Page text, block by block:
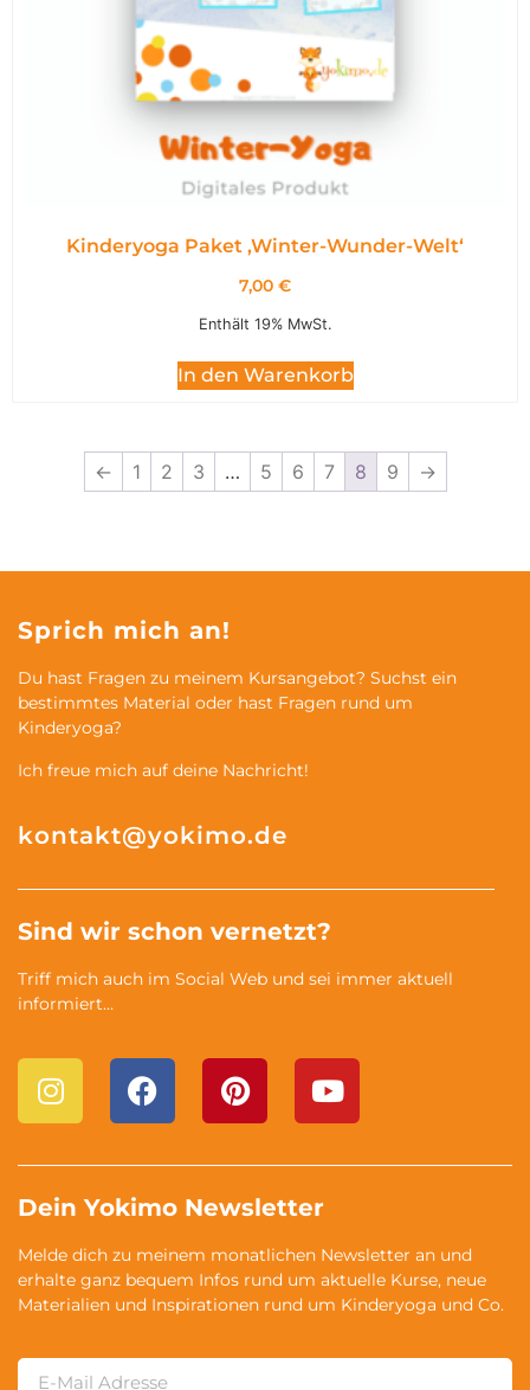
Kinderyoga Paket ,Winter-Wunder-Welt‘
7,00 €
Enthält 19% MwSt.
In den Warenkorb
← 1 2 3 … 5 6 7 8 9 →
Sprich mich an!
Du hast Fragen zu meinem Kursangebot? Suchst ein
bestimmtes Material oder hast Fragen rund um
Kinderyoga?
Ich freue mich auf deine Nachricht!
kontakt@yokimo.de
Sind wir schon vernetzt?
Triff mich auch im Social Web und sei immer aktuell
informiert…
Dein Yokimo Newsletter
Melde dich zu meinem monatlichen Newsletter an und
erhalte ganz bequem Infos rund um aktuelle Kurse, neue
Materialien und Inspirationen rund um Kinderyoga und Co.